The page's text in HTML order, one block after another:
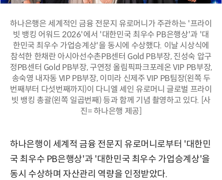
하나은행은 세계적인 금융 전문지 유로머니가 주관하는 '프라이
빗 뱅킹 어워드 2026'에서 '대한민국 최우수 PB은행상'과 '대
한민국 최우수 가업승계상'을 동시에 수상했다. 이날 시상식에
참석한 한채란 아시아선수촌PB센터 Gold PB부장, 진성숙 압구
정PB센터 Gold PB부장, 구연정 올림픽파크포레온 VIP PB부장,
송숙영 내자동 VIP PB부장, 이미라 신제주 VIP PB팀장(왼쪽 두
번째부터 다섯번째까지)이 다니엘 셰인 유로머니 글로벌 프라이
빗 뱅킹 총괄(왼쪽 일곱번째) 등과 함께 기념 촬영하고 있다. [사
진= 하나은행 제공]
하나은행이 세계적 금융 전문지 유로머니로부터 '대한민
국 최우수 PB은행상'과 '대한민국 최우수 가업승계상'을
동시 수상하며 자산관리 역량을 인정받았다.